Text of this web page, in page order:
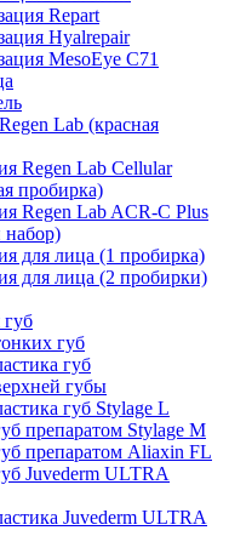
Repart
Hyalrepair
MesoEye C71
Lab (красная
Regen Lab Cellular
пробирка)
Regen Lab ACR-C Plus
набор)
для лица (1 пробирка)
для лица (2 пробирки)
губ
губ
губы
губ Stylage L
препаратом Stylage M
препаратом Aliaxin FL
Juvederm ULTRA
Juvederm ULTRA